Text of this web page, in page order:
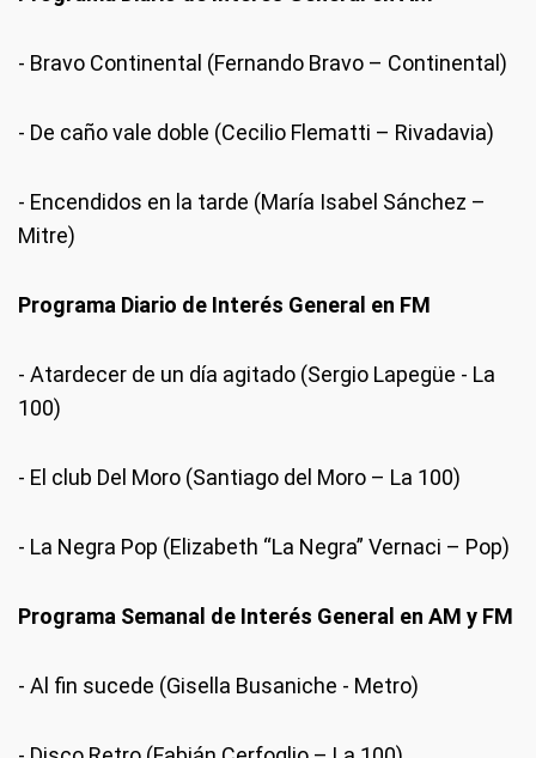
- Bravo Continental (Fernando Bravo – Continental)
- De caño vale doble (Cecilio Flematti – Rivadavia)
- Encendidos en la tarde (María Isabel Sánchez –
Mitre)
Programa Diario de Interés General en FM
- Atardecer de un día agitado (Sergio Lapegüe - La
100)
- El club Del Moro (Santiago del Moro – La 100)
- La Negra Pop (Elizabeth “La Negra” Vernaci – Pop)
Programa Semanal de Interés General en AM y FM
- Al fin sucede (Gisella Busaniche - Metro)